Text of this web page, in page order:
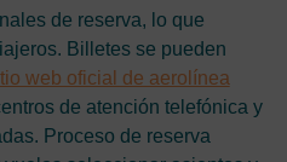
de reserva, lo que
Billetes se pueden
web oficial de aerolínea
de atención telefónica y
Proceso de reserva